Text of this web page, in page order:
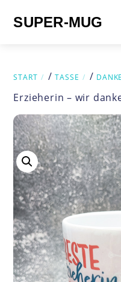
SUPER-MUG
START /TASSE / DANKE
Erzieherin – wir